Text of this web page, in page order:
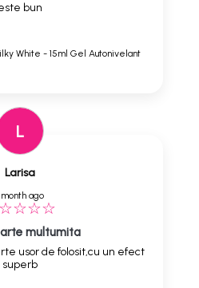
bun
White - 15ml Gel Autonivelant
L
Larisa
month ago
multumita
usor de folosit,cu un efect
superb